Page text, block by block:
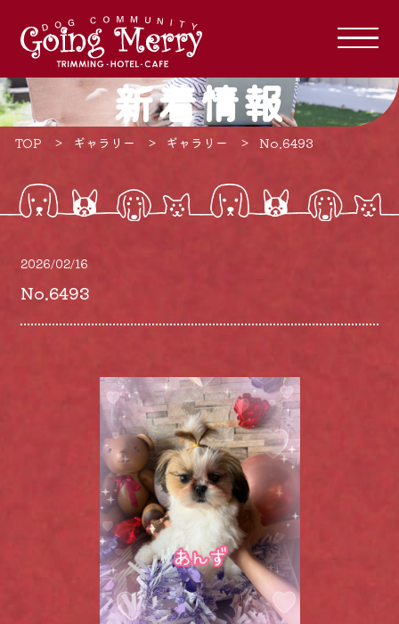
新着情報
TOP ギャラリー ギャラリー No.6493
2026/02/16
No.6493